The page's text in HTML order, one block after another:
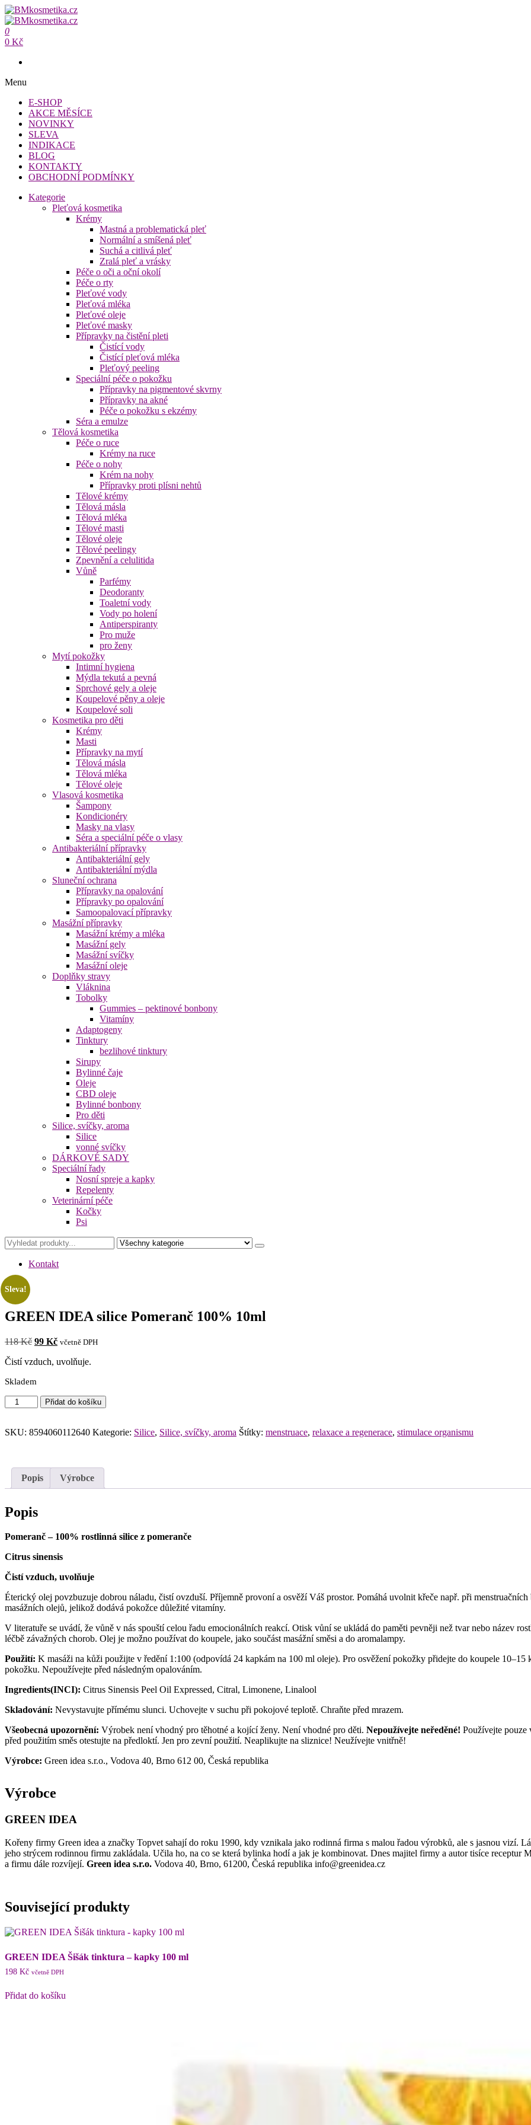
Přeskočit
na
obsah
BMkosmetika.cz
BMkosmetika.cz
0
0 Kč
Menu
E-SHOP
AKCE MĚSÍCE
NOVINKY
SLEVA
INDIKACE
BLOG
KONTAKTY
OBCHODNÍ PODMÍNKY
Kategorie
Pleťová kosmetika
Krémy
Mastná a problematická pleť
Normální a smíšená pleť
Suchá a citlivá pleť
Zralá pleť a vrásky
Péče o oči a oční okolí
Péče o rty
Pleťové vody
Pleťová mléka
Pleťové oleje
Pleťové masky
Přípravky na čistění pleti
Čistící vody
Čistící pleťová mléka
Pleťový peeling
Speciální péče o pokožku
Přípravky na pigmentové skvrny
Přípravky na akné
Péče o pokožku s ekzémy
Séra a emulze
Tělová kosmetika
Péče o ruce
Krémy na ruce
Péče o nohy
Krém na nohy
Přípravky proti plísni nehtů
Tělové krémy
Tělová másla
Tělová mléka
Tělové masti
Tělové oleje
Tělové peelingy
Zpevnění a celulitida
Vůně
Parfémy
Deodoranty
Toaletní vody
Vody po holení
Antiperspiranty
Pro muže
pro ženy
Mytí pokožky
Intimní hygiena
Mýdla tekutá a pevná
Sprchové gely a oleje
Koupelové pěny a oleje
Koupelové soli
Kosmetika pro děti
Krémy
Masti
Přípravky na mytí
Tělová másla
Tělová mléka
Tělové oleje
Vlasová kosmetika
Šampony
Kondicionéry
Masky na vlasy
Séra a speciální péče o vlasy
Antibakteriální přípravky
Antibakteriální gely
Antibakteriální mýdla
Sluneční ochrana
Přípravky na opalování
Přípravky po opalování
Samoopalovací přípravky
Masážní přípravky
Masážní krémy a mléka
Masážní gely
Masážní svíčky
Masážní oleje
Doplňky stravy
Vláknina
Tobolky
Gummies – pektinové bonbony
Vitamíny
Adaptogeny
Tinktury
bezlihové tinktury
Sirupy
Bylinné čaje
Oleje
CBD oleje
Bylinné bonbony
Pro děti
Silice, svíčky, aroma
Silice
vonné svíčky
DÁRKOVÉ SADY
Speciální řady
Nosní spreje a kapky
Repelenty
Veterinární péče
Kočky
Psi
Kontakt
Sleva!
GREEN IDEA silice Pomeranč 100% 10ml
118Kč Původní
byla:
99 KčAktuální
je:
včetně DPH
Čistí vzduch, uvolňuje.
Skladem
GREEN
IDEA
Pomeranč
Přidat do košíku
SKU: 8594060112640 Kategorie: Silice, Silice, svíčky, aroma Štítky: menstruace, relaxace a regenerace, stimulace organismu
Popis Výrobce
Popis
Pomeranč – 100% rostlinná silice z pomeranče
Citrus sinensis
Čistí vzduch, uvolňuje
Éterický olej povzbuzuje dobrou náladu, čistí ovzduší. Příjemně provoní a osvěží Váš prostor. Pomáhá uvolnit křeče např. při
masážních olejů, jelikož dodává pokožce důležité vitamíny.
V literatuře se uvádí, že vůně v nás spouští celou řadu emocionálních reakcí. Otisk vůní se ukládá do paměti pevněji než tvar nebo název
léčbě závažných chorob. Olej je možno používat do koupele, jako součást masážní směsi a do aromalampy.
Použití: K masáži na kůži použijte v ředění 1:100 (odpovídá 24 kapkám na 100 ml oleje). Pro osvěžení pokožky přidejte do koupele
pokožku. Nepoužívejte před následným opalováním.
Ingredients(INCI): Citrus Sinensis Peel Oil Expressed, Citral, Limonene, Linalool
Skladování: Nevystavujte přímému slunci. Uchovejte v suchu při pokojové teplotě. Chraňte před mrazem.
Všeobecná upozornění: Výrobek není vhodný pro těhotné a kojící ženy. Není vhodné pro děti. Nepoužívejte neředěné! Používejte pouze
před použitím směs otestujte na předloktí. Jen pro zevní použití. Neaplikujte na sliznice! Neužívejte vnitřně!
Výrobce: Green idea s.r.o., Vodova 40, Brno 612 00, Česká republika
Výrobce
GREEN IDEA
Kořeny firmy Green idea a značky Topvet sahají do roku 1990, kdy vznikala jako rodinná firma s malou řadou výrobků, ale s jasnou vizí.
jeho strýcem rodinnou firmu zakládala. Učila ho, na co se která bylinka hodí a jak je kombinovat. Dnes majitel firmy a autor tisíce
a firmu dále rozvíjejí. Green idea s.r.o. Vodova 40, Brno, 61200, Česká republika info@greenidea.cz
Související produkty
GREEN IDEA Šišák tinktura – kapky 100 ml
198 Kč včetně DPH
Přidat do košíku